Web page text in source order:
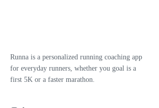
Runna is a personalized running coaching app
for everyday runners, whether you goal is a
first 5K or a faster marathon.